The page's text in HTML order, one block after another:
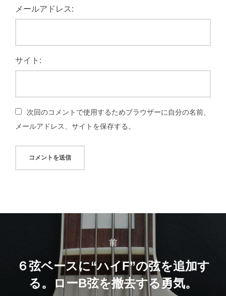
メールアドレス:
サイト:
次回のコメントで使用するためブラウザーに自分の名前、
メールアドレス、サイトを保存する。
前
前
６弦ベースに“ハイF”の弦を追加す
る。ローB弦を撤去する勇気。